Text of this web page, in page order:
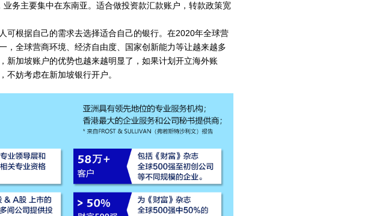
务主要集中在东南亚。适合做投资款汇款账户，转款政策宽
可根据自己的需求去选择适合自己的银行。在2020年全球营
，全球营商环境、经济自由度、国家创新能力等让越来越多
新加坡账户的优势也越来越明显了，如果计划开立海外账
不妨考虑在新加坡银行开户。